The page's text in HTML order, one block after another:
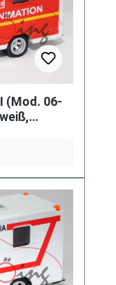
(Mod. 06-